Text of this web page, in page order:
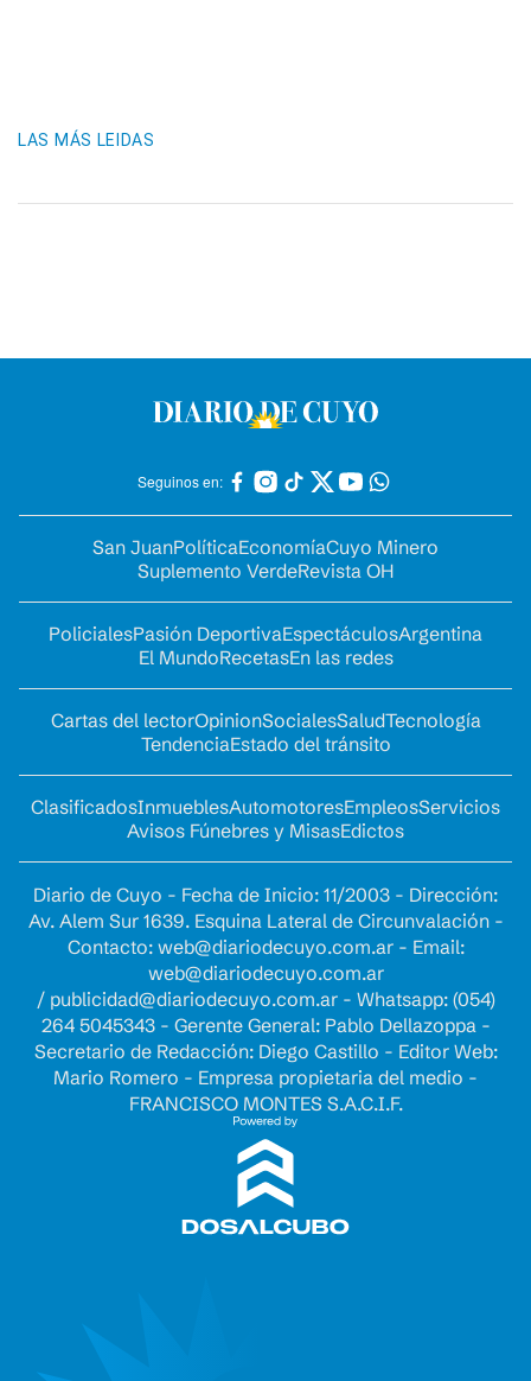
LAS MÁS LEIDAS
Seguinos en:
San JuanPolíticaEconomíaCuyo Minero
Suplemento VerdeRevista OH
PolicialesPasión DeportivaEspectáculosArgentina
El MundoRecetasEn las redes
Cartas del lectorOpinionSocialesSaludTecnología
TendenciaEstado del tránsito
ClasificadosInmueblesAutomotoresEmpleosServicios
Avisos Fúnebres y MisasEdictos
Diario de Cuyo - Fecha de Inicio: 11/2003 - Dirección:
Av. Alem Sur 1639. Esquina Lateral de Circunvalación -
Contacto: web@diariodecuyo.com.ar- Email:
web@diariodecuyo.com.ar
/ publicidad@diariodecuyo.com.ar- Whatsapp: (054)
264 5045343 - Gerente General: Pablo Dellazoppa -
Secretario de Redacción: Diego Castillo - Editor Web:
Mario Romero - Empresa propietaria del medio -
FRANCISCO MONTES S.A.C.I.F.